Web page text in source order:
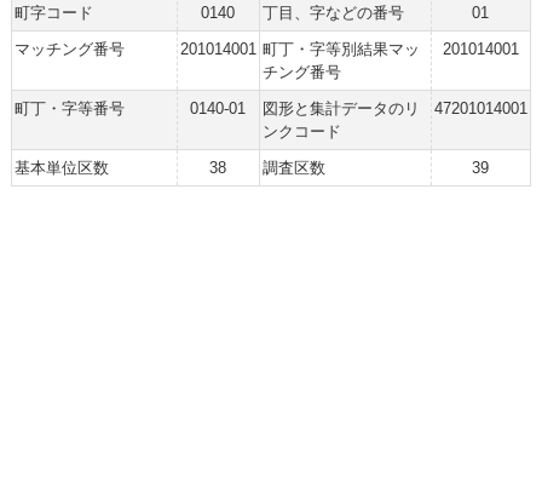
町字コード 0140 丁目、字などの番号
01
マッチング番号
201014001 町丁・字等別結果マッ
チング番号
201014001
町丁・字等番号 0140-01
図形と集計データのリ
ンクコード
47201014001
基本単位区数 38 調査区数 39